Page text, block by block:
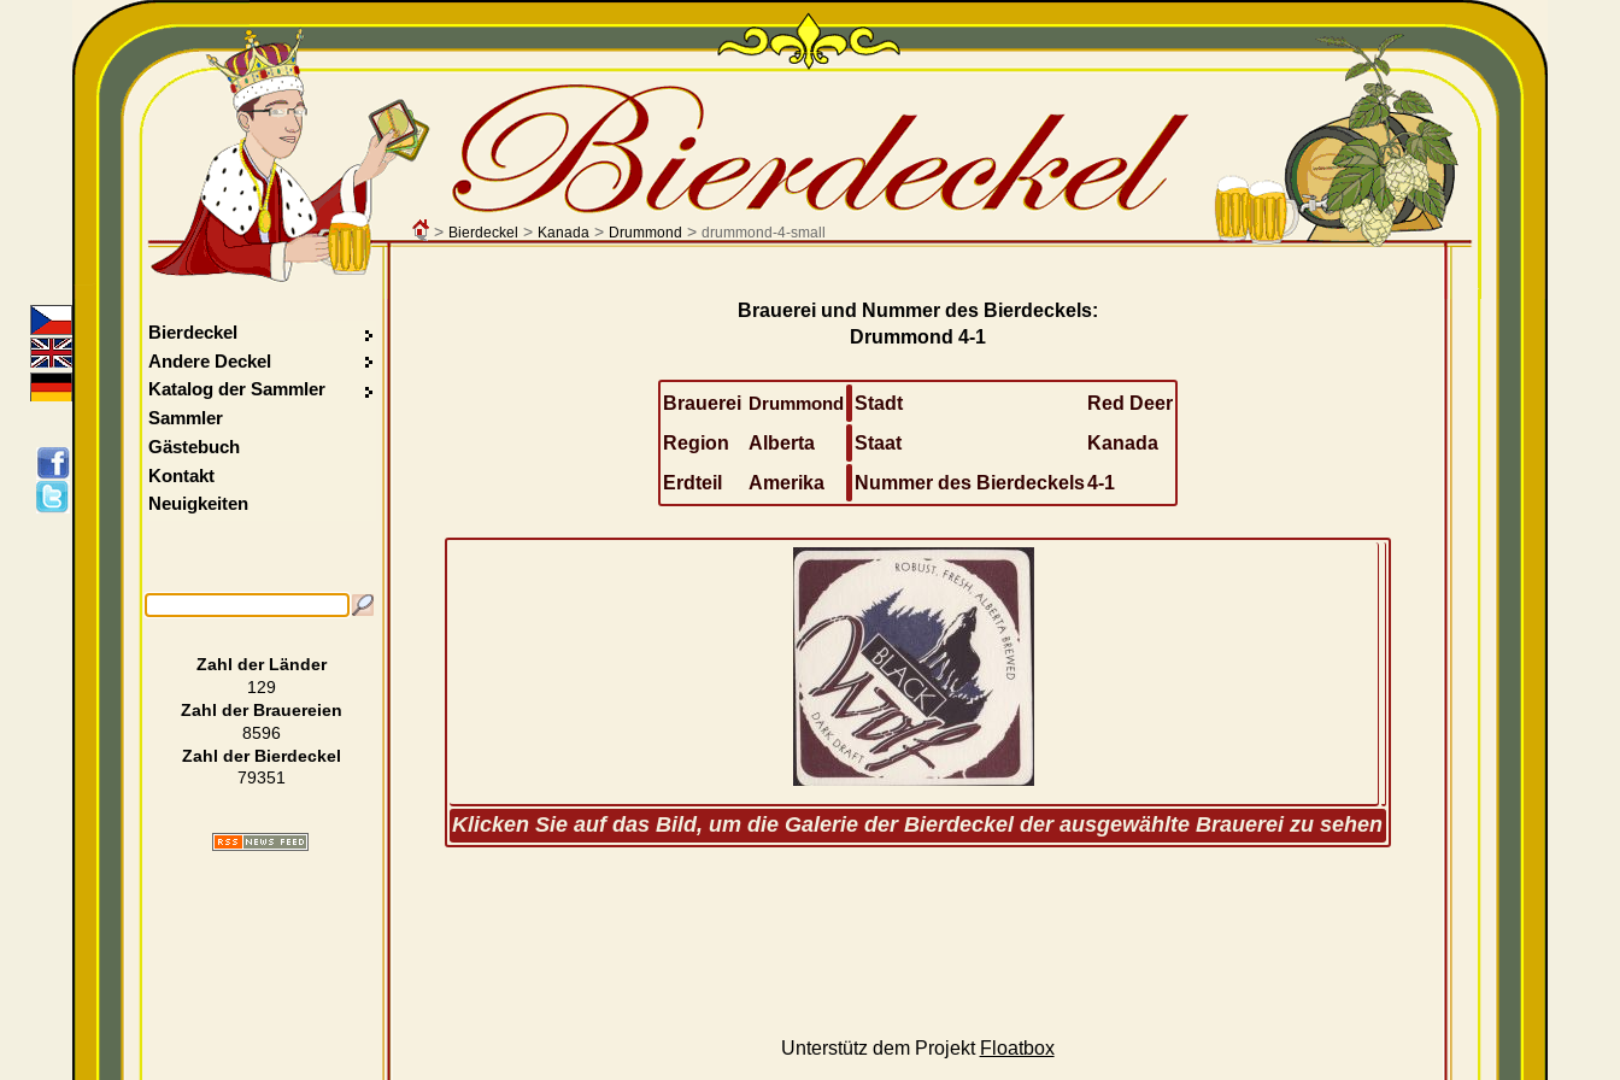
> Bierdeckel > Kanada> Drummond > drummond-4-small
Brauerei und Nummer des Bierdeckels:
Drummond 4-1
Brauerei Drummond Stadt
Red Deer
Region
Alberta Staat
Kanada
Erdteil
Amerika Nummer des Bierdeckels4-1
Klicken Sie auf das Bild, um die Galerie der Bierdeckel der ausgewählte Brauerei zu sehen
Unterstütz dem Projekt Floatbox
Bierdeckel
Andere Deckel
Katalog der Sammler
Sammler
Gästebuch
Kontakt
Neuigkeiten
Zahl der Länder
129
Zahl der Brauereien
8596
Zahl der Bierdeckel
79351